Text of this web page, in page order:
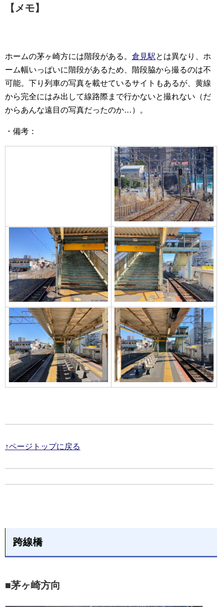
【メモ】
ホームの茅ヶ崎方には階段がある。 倉見駅とは異なり、ホ
ーム幅いっぱいに階段があるため、階段脇から撮るのは不
可能。下り列車の写真を載せているサイトもあるが、黄線
から完全にはみ出して線路際まで行かないと撮れない（だ
からあんな遠目の写真だったのか…）。
・備考：
↑ページトップに戻る
跨線橋
■茅ヶ崎方向